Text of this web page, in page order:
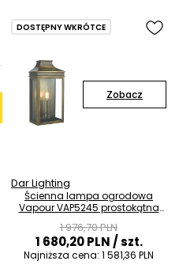
Zobacz
DOSTĘPNY WKRÓTCE
Dar Lighting
Ścienna lampa ogrodowa
Vapour VAP5245 prostokątna
1 976,70 PLN
1 680,20 PLN/ szt.
Najniższa cena: 1 581,36 PLN